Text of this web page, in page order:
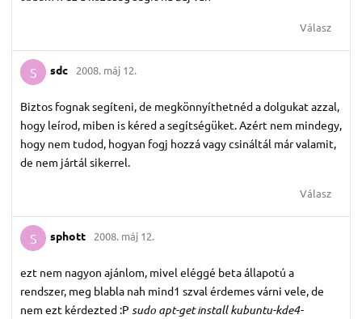
Válasz
S sdc 2008. máj 12.
Biztos fognak segíteni, de megkönnyíthetnéd a dolgukat azzal,
hogy leírod, miben is kéred a segítségüket. Azért nem mindegy,
hogy nem tudod, hogyan fogj hozzá vagy csináltál már valamit,
de nem jártál sikerrel.
Válasz
S sphott 2008. máj 12.
ezt nem nagyon ajánlom, mivel eléggé beta állapotú a
rendszer, meg blabla nah mind1 szval érdemes várni vele, de
nem ezt kérdezted :P sudo apt-get install kubuntu-kde4-